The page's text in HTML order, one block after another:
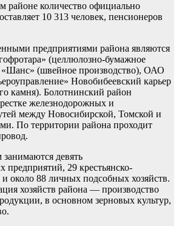
районе количество официально
10 313 человек, пенсионеров
предприятиями района являются
(целлюлозно-бумажное
(швейное производство), ОАО
Новобибеевский карьер
камня). Болотнинский район
железнодорожных и
между Новосибирской, Томской и
По территории района проходит
девять
предприятий, 29 крестьянско-
и около 88 личных подсобных хозяйств.
хозяйств района — производство
в основном зерновых культур,